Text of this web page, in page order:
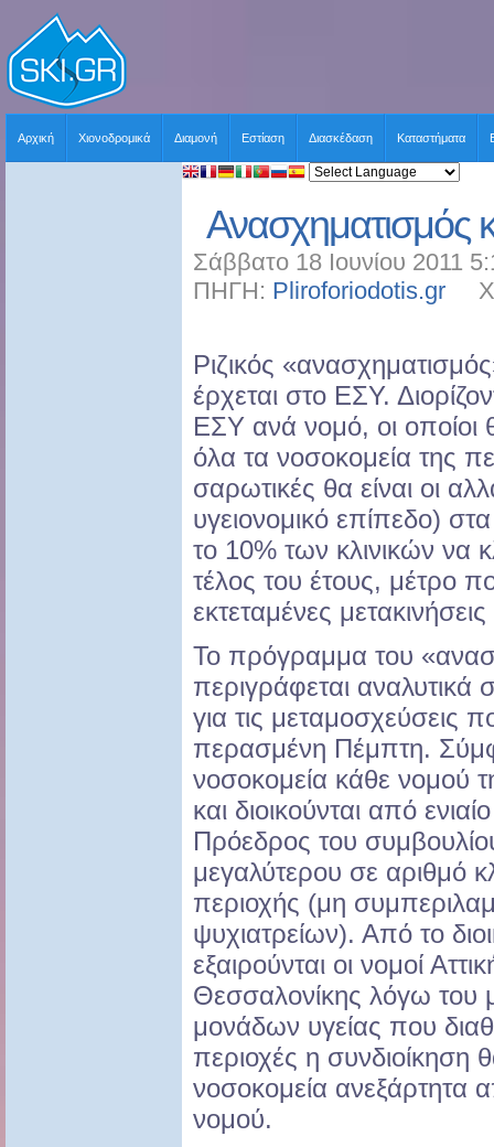
Αρχική Χιονοδρομικά Διαμονή Εστίαση Διασκέδαση Καταστήματα
Ανασχηματισμός
Σάββατο 18 Ιουνίου 2011
ΠΗΓΗ: Pliroforiodotis.gr
Ριζικός
έρχεται στο ΕΣΥ.
ΕΣΥ ανά νομό, οι οποίοι
όλα τα νοσοκομεία της
σαρωτικές θα είναι οι
υγειονομικό επίπεδο)
το 10% των κλινικών να
τέλος του έτους, μέτρο
εκτεταμένες
Το πρόγραμμα του
περιγράφεται αναλυτικά
για τις μεταμοσχεύσεις
περασμένη Πέμπτη.
νοσοκομεία κάθε νομού
και διοικούνται από
Πρόεδρος του συμβουλίου
μεγαλύτερου σε αριθμό
περιοχής (μη
ψυχιατρείων). Από το
εξαιρούνται οι νομοί
Θεσσαλονίκης λόγω του
μονάδων υγείας που
περιοχές η συνδιοίκηση
νοσοκομεία ανεξάρτητα
νομού.